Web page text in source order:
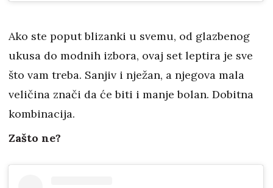
Ako ste poput blizanki u svemu, od glazbenog
ukusa do modnih izbora, ovaj set leptira je sve
što vam treba. Sanjiv i nježan, a njegova mala
veličina znači da će biti i manje bolan. Dobitna
kombinacija.
Zašto ne?